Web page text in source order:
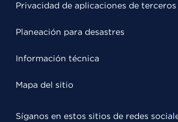
Privacidad de aplicaciones de terceros
Planeación para desastres
Información técnica
Mapa del sitio
Síganos en estos sitios de redes